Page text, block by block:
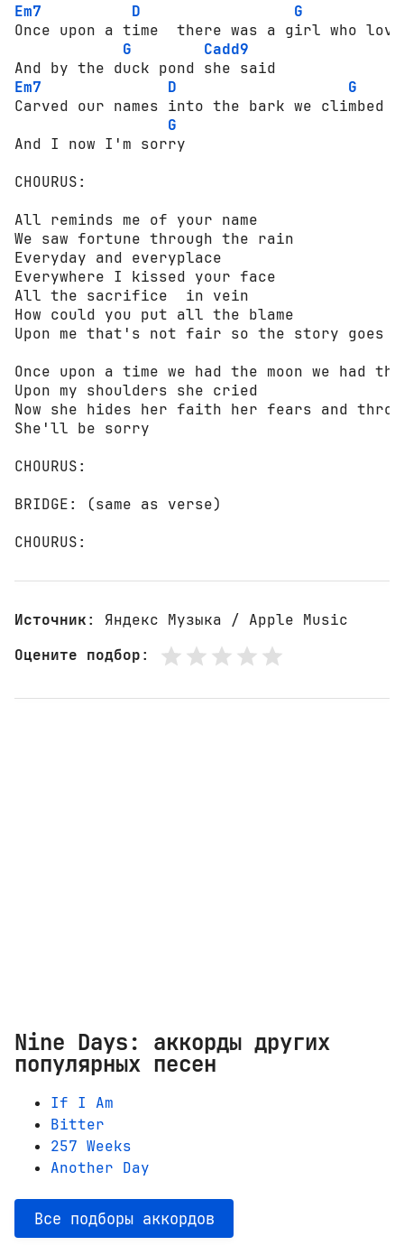
Em7
D
G
Once upon a time  there was a girl who
G
Cadd9
Em7
D
G
Carved our names into the bark we
G
And I now I'm sorry
CHOURUS:
All reminds me of your name
We saw fortune through the rain
Everyday and everyplace
Everywhere I kissed your face
All the sacrifice  in vein
How could you put all the blame
Upon me that's not fair so the story goes
Once upon a time we had the moon we had
Upon my shoulders she cried
Now she hides her faith her fears and
She'll be sorry
CHOURUS:
BRIDGE: (same as verse)
CHOURUS:
Источник: Яндекс Музыка / Apple Music
Оцените подбор:
Nine Days: аккорды других
популярных песен
If I Am
Bitter
257 Weeks
Another Day
Все подборы аккордов